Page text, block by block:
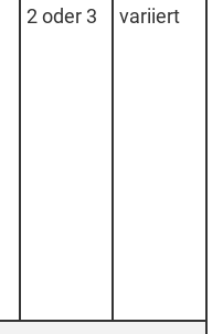
2 oder 3 vari­iert